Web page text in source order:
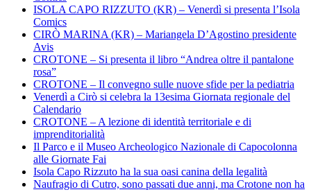
ISOLA CAPO RIZZUTO (KR) – Venerdì si presenta l’Isola
Comics
CIRÒ MARINA (KR) – Mariangela D’Agostino presidente
Avis
CROTONE – Si presenta il libro “Andrea oltre il pantalone
rosa”
CROTONE – Il convegno sulle nuove sfide per la pediatria
Venerdì a Cirò si celebra la 13esima Giornata regionale del
Calendario
CROTONE – A lezione di identità territoriale e di
imprenditorialità
Il Parco e il Museo Archeologico Nazionale di Capocolonna
alle Giornate Fai
Isola Capo Rizzuto ha la sua oasi canina della legalità
Naufragio di Cutro, sono passati due anni, ma Crotone non ha